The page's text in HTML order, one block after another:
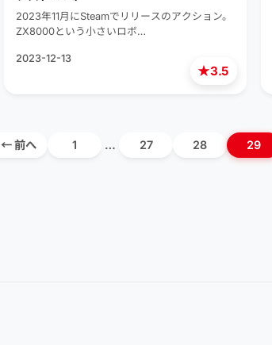
★3.5
2023年11月にSteamでリリースのアクション。
ZX8000という小さいロボ…
2023-12-13
← 前へ 1 … 27 28 29